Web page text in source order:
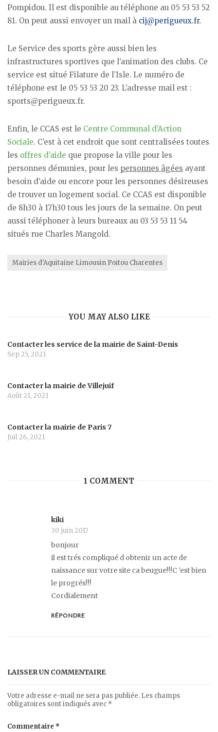
Pompidou. Il est disponible au téléphone au 05 53 53 52
81. On peut aussi envoyer un mail à cij@perigueux.fr.
Le Service des sports gère aussi bien les
infrastructures sportives que l’animation des clubs. Ce
service est situé Filature de l’Isle. Le numéro de
téléphone est le 05 53 53 20 23. L’adresse mail est :
sports@perigueux.fr.
Enfin, le CCAS est le Centre Communal d’Action
Sociale. C’est à cet endroit que sont centralisées toutes
les offres d’aide que propose la ville pour les
personnes démunies, pour les personnes âgées ayant
besoin d’aide ou encore pour les personnes désireuses
de trouver un logement social. Ce CCAS est disponible
de 8h30 à 17h30 tous les jours de la semaine. On peut
aussi téléphoner à leurs bureaux au 03 53 53 11 54
situés rue Charles Mangold.
Mairies d'Aquitaine Limousin Poitou Charentes
YOU MAY ALSO LIKE
Contacter les service de la mairie de Saint-Denis
Sep 25, 2021
Contacter la mairie de Villejuif
Août 21, 2021
Contacter la mairie de Paris 7
Juil 26, 2021
1 COMMENT
kiki
30 juin 2017
bonjour
il est trés compliqué d obtenir un acte de
naissance sur votre site ca beugue!!!C ‘est bien
le progrés!!!
Cordialement
RÉPONDRE
LAISSER UN COMMENTAIRE
Votre adresse e-mail ne sera pas publiée. Les champs
obligatoires sont indiqués avec *
Commentaire *